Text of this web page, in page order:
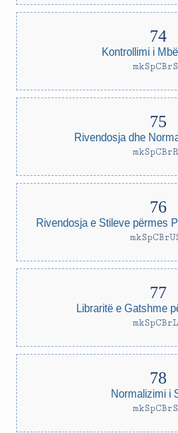
Kontrollimi i
Rivendosja dhe
Rivendosja e Stileve përmes
Libraritë e Gatshme
Normalizimi i